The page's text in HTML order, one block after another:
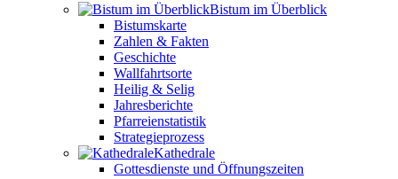
Bistum im Überblick
Bistumskarte
Zahlen & Fakten
Geschichte
Wallfahrtsorte
Heilig & Selig
Jahresberichte
Pfarreienstatistik
Strategieprozess
Kathedrale
Gottesdienste und Öffnungszeiten